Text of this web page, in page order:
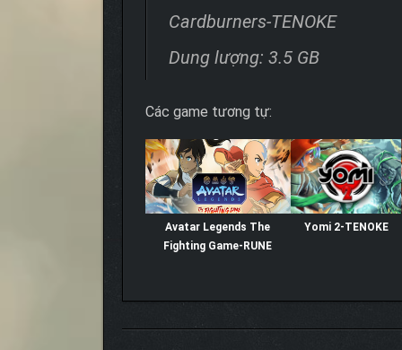
Cardburners-TENOKE
Dung lượng: 3.5 GB
Các game tương tự:
Avatar Legends The
Fighting Game-RUNE
Yomi 2-TENOKE